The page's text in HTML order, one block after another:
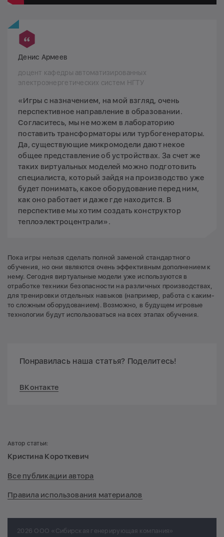
Денис Армеев
доцент кафедры автоматизированных
электроэнергетических систем НГТУ
«Игры с назначением, на мой взгляд, очень
перспективное направление в образовании.
Согласитесь, мы не можем в лабораторию
поставить трансформаторы или турбогенераторы.
Да, существующие микромодели дают некое
общее представление об устройствах. За счет же
таких виртуальных моделей можно подготовить
специалиста, который зайдя на производство уже
будет понимать, какое оборудование перед ним,
как оно работает и даже где находится. В
перспективе мы хотим создать конструктор
теплоэлектроцентрали».
Пока игры нельзя сделать полной заменой стандартного
обучения, но они являются очень эффективным дополнением к
нему. Сегодня виртуальные модели уже используются в
отработке техники безопасности на различных производствах,
для тренировки отдельных навыков (например, работа с каким-
то сложным оборудованием). Возможно, в будущем игровые
технологии будут использоваться на всех этапах обучения.
Понравилась наша статья? Поделитесь!
ВКонтакте
Автор статьи:
Кристина Короткевич
Все публикации автора
Правила использования материалов
2026 ООО «Сибирская генерирующая компания»